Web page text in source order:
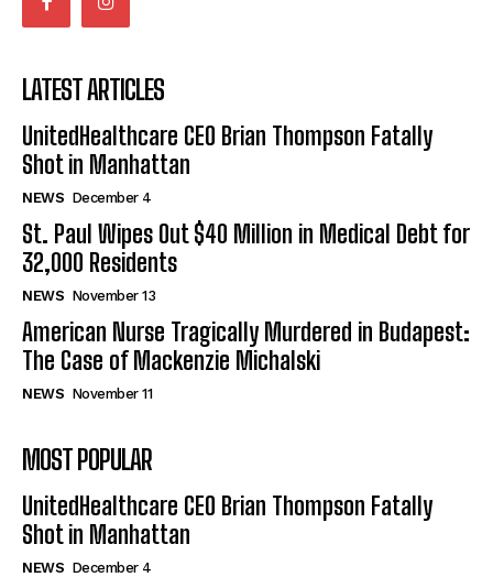
LATEST ARTICLES
UnitedHealthcare CEO Brian Thompson Fatally
Shot in Manhattan
NEWS December 4
St. Paul Wipes Out $40 Million in Medical Debt for
32,000 Residents
NEWS November 13
American Nurse Tragically Murdered in Budapest:
The Case of Mackenzie Michalski
NEWS November 11
MOST POPULAR
UnitedHealthcare CEO Brian Thompson Fatally
Shot in Manhattan
NEWS December 4